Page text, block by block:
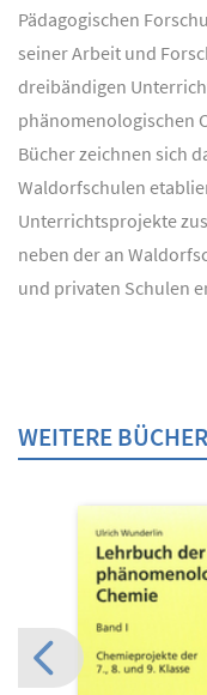
Pädagogischen
seiner Arbeit und
dreibändigen
phänomenologischen
Bücher zeichnen sich
Waldorfschulen
Unterrichtsprojekte
neben der an
und privaten Schulen
WEITERE